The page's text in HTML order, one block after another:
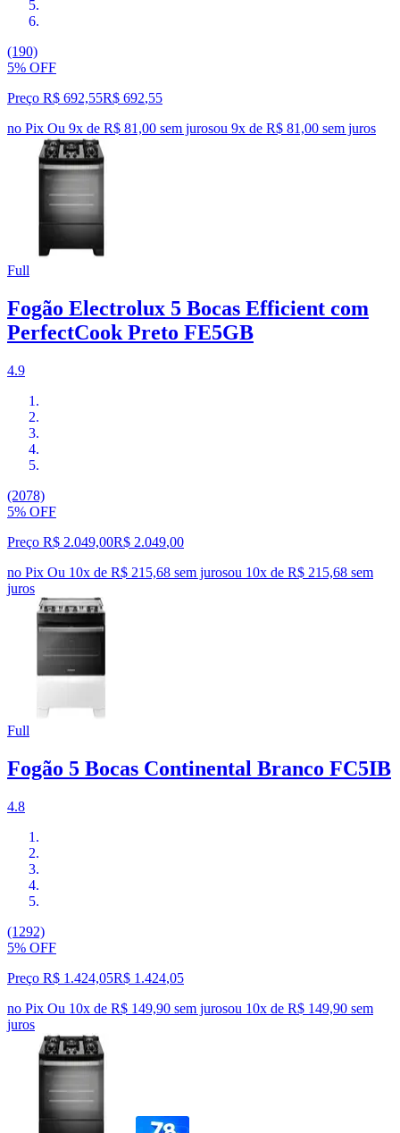
(190)
5% OFF
Preço R$ 692,55R$ 692,55
no Pix Ou 9x de R$ 81,00 sem jurosou 9x de R$ 81,00 sem juros
Full
Fogão Electrolux 5 Bocas Efficient com
PerfectCook Preto FE5GB
4.9
(2078)
5% OFF
Preço R$ 2.049,00R$ 2.049,00
no Pix Ou 10x de R$ 215,68 sem jurosou 10x de R$ 215,68 sem
juros
Full
Fogão 5 Bocas Continental Branco FC5IB
4.8
(1292)
5% OFF
Preço R$ 1.424,05R$ 1.424,05
no Pix Ou 10x de R$ 149,90 sem jurosou 10x de R$ 149,90 sem
juros